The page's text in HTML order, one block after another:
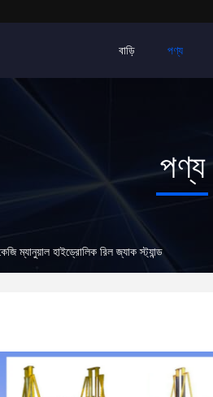
বাড়ি পণ্য
পণ্য
ম্যানুয়াল হাইড্রোলিক রিল জ্যাক স্ট্যান্ড